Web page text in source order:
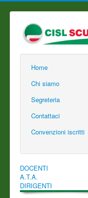
Home
Chi siamo
Segreteria
Contattaci
Convenzioni iscritti
DOCENTI
A.T.A.
DIRIGENTI